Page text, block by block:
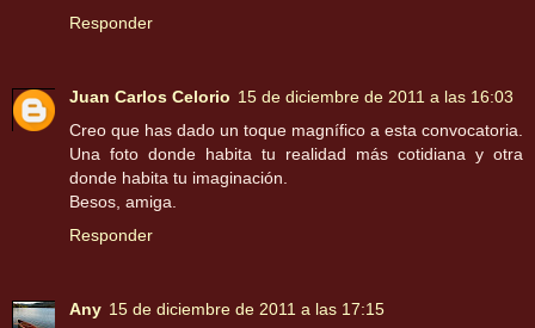
Responder
Juan Carlos Celorio 15 de diciembre de 2011 a las 16:03
Creo que has dado un toque magnífico a esta convocatoria.
Una foto donde habita tu realidad más cotidiana y otra
donde habita tu imaginación.
Besos, amiga.
Responder
Any 15 de diciembre de 2011 a las 17:15